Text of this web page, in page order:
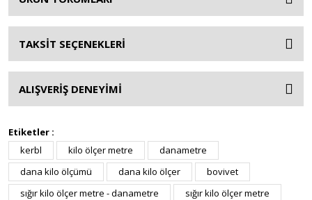
TAKSİT SEÇENEKLERİ
ALIŞVERİŞ DENEYİMİ
Etiketler :
kerbl
kilo ölçer metre
danametre
dana kilo ölçümü
dana kilo ölçer
bovivet
sığır kilo ölçer metre - danametre
sığır kilo ölçer metre